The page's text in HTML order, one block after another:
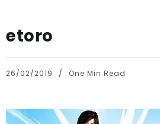
etoro
26/02/2019 One Min Read